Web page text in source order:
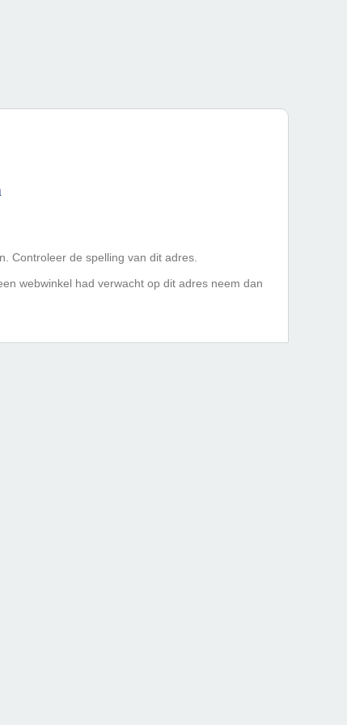
Controleer de spelling van dit adres.
webwinkel had verwacht op dit adres neem dan